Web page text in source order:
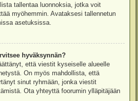
tallentaa luonnoksia, jotka voit
myöhemmin. Avataksesi tallennetun
asetuksissa.
hyväksynnän?
että viestit kyseiselle alueelle
On myös mahdollista, että
sinut ryhmään, jonka viestit
Ota yhteyttä foorumin ylläpitäjään